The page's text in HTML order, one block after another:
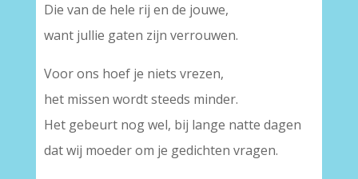
Die van de hele rij en de jouwe,
want jullie gaten zijn verrouwen.
Voor ons hoef je niets vrezen,
het missen wordt steeds minder.
Het gebeurt nog wel, bij lange natte dagen
dat wij moeder om je gedichten vragen.